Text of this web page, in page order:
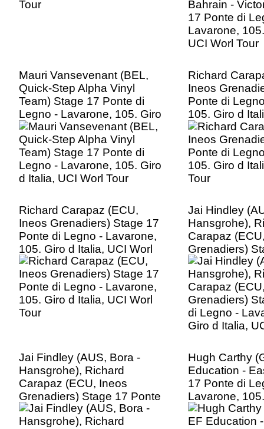
Mauri Vansevenant (BEL,
Quick-Step Alpha Vinyl
Team) Stage 17 Ponte di
Legno - Lavarone, 105. Giro
d Italia, UCI Worl Tour
Richard
Ineos
Ponte di
105. Giro d
Tour
Richard Carapaz (ECU,
Ineos Grenadiers) Stage 17
Ponte di Legno - Lavarone,
105. Giro d Italia, UCI Worl
Tour
Jai Hindley
Hansgrohe),
Carapaz
Grenadiers)
di Legno -
Giro d Italia,
Jai Findley (AUS, Bora -
Hansgrohe), Richard
Carapaz (ECU, Ineos
Grenadiers) Stage 17 Ponte
di Legno - Lavarone, 105.
Giro d Italia, UCI Worl Tour
Hugh Carthy
Education -
17 Ponte di
Lavarone,
UCI Worl Tour